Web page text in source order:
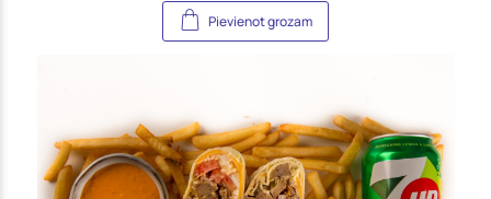
Pievienot grozam